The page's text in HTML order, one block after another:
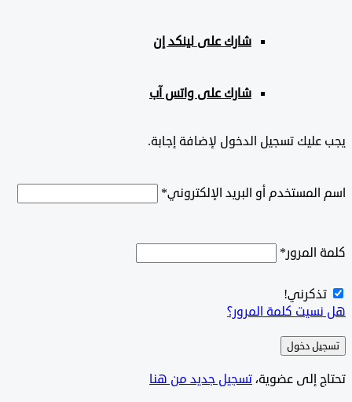
شارك على لينكد إن
شارك على واتس آب
تسجيل الدخول لإضافة إجابة.
أو البريد الإلكتروني*
*
كلمة المرور؟
دخول
إلى عضوية،‫تسجيل جديد من هنا